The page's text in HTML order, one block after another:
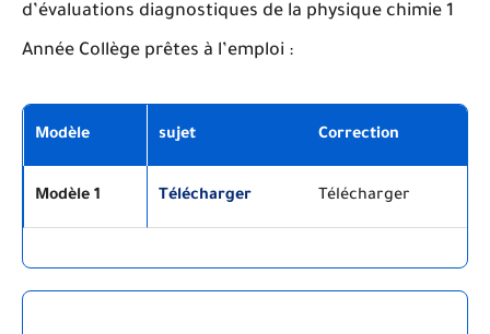
d’évaluations diagnostiques de la physique chimie 1
Année Collège prêtes à l’emploi :
Modèle sujet Correction
Modèle 1 Télécharger Télécharger